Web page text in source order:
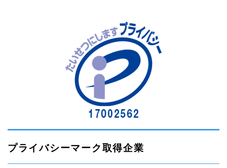
プライバシーマーク取得企業